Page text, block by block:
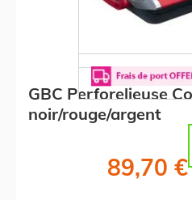
GBC Perforelieuse
noir/rouge/argent
89,70 €